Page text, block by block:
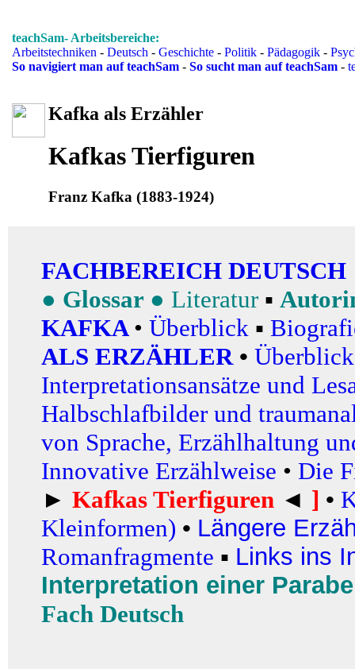
teachSam- Arbeitsbereiche:
Arbeitstechniken - Deutsch - Geschichte - Politik - Pädagogik -
So navigiert man auf teachSam - So sucht man auf teachSam -
Kafka als Erzähler
Kafkas Tierfiguren
Franz Kafka (1883-1924)
FACHBEREICH DEUTSCH
● Glossar ● Literatur ▪
KAFKA • Überblick ▪ Biografi
ALS ERZÄHLER • Überblick
Interpretationsansätze und
Halbschlafbilder und
von Sprache, Erzählhaltung
Innovative Erzählweise • Die
► Kafkas Tierfiguren ◄ ] •
Kleinformen) • Längere
Romanfragmente ▪ Links ins
Interpretation einer
Fach Deutsch